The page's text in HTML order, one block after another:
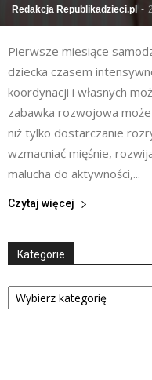
Redakcja Republikadzieci.pl -
Pierwsze miesiące
dziecka czasem
koordynacji i własnych
zabawka rozwojowa
niż tylko dostarczanie
wzmacniać mięśnie,
malucha do aktywności,...
Czytaj więcej
Kategorie
Kategorie